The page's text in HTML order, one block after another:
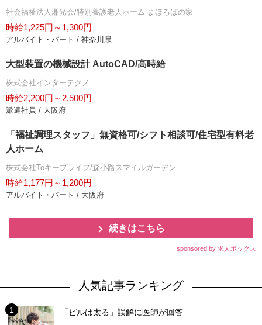
社会福祉法人湘光会/特別養護老人ホーム まほろばの家
時給1,225円～1,300円
アルバイト・パート / 神奈川県
大型装置の機械設計 AutoCAD/高時給
株式会社インターテクノ
時給2,200円～2,500円
派遣社員 / 大阪府
「福祉調理スタッフ」無資格可/シフト相談可/住宅型有料老
人ホーム
株式会社Toキープライフ/森小路スマイルガーデン
時給1,177円～1,200円
アルバイト・パート / 大阪府
続きはこちら
sponsored by 求人ボックス
人気記事ランキング
「ピルは太る」誤解に医師が回答